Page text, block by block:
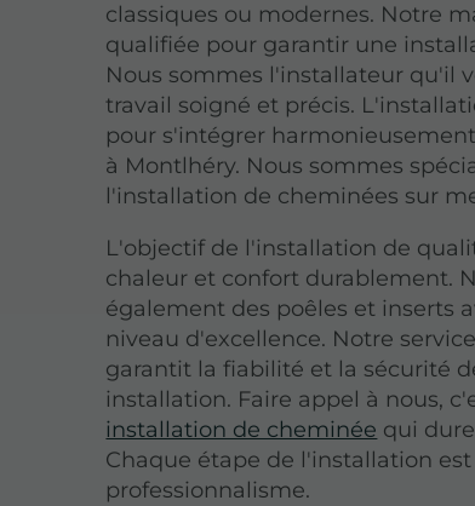
classiques ou modernes. Notre
qualifiée pour garantir une
Nous sommes l'installateur qu'il
travail soigné et précis.
pour s'intégrer
à Montlhéry. Nous sommes
l'installation de cheminées sur
L'objectif de l'installation de
chaleur et confort durablement.
également des poêles et inserts
niveau d'excellence. Notre
garantit la fiabilité et la sécurité
installation. Faire appel à nous,
installation de cheminée qui
Chaque étape de l'installation est
professionnalisme.